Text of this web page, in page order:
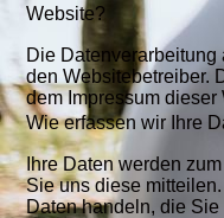
Website?
Die Datenverarbeitung
den Websitebetreiber.
dem Impressum
Wie erfassen wir Ihre
Ihre Daten werden
Sie uns diese
Daten handeln, die